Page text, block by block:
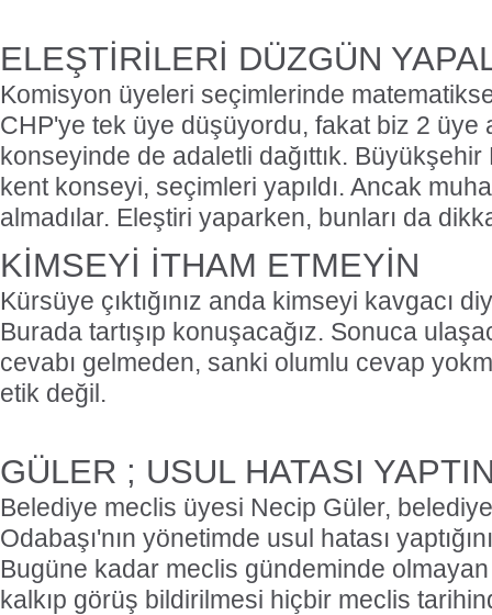
ELEŞTİRİLERİ DÜZGÜN
Komisyon üyeleri seçimlerinde
CHP'ye tek üye düşüyordu, fakat biz 2 üye
konseyinde de adaletli dağıttık.
kent konseyi, seçimleri yapıldı. Ancak
almadılar. Eleştiri yaparken, bunları da
KİMSEYİ İTHAM ETMEYİN
Kürsüye çıktığınız anda kimseyi kavgacı
Burada tartışıp konuşacağız. Sonuca
cevabı gelmeden, sanki olumlu cevap
etik değil.
GÜLER ; USUL HATASI
Belediye meclis üyesi Necip Güler,
Odabaşı'nın yönetimde usul hatası
Bugüne kadar meclis gündeminde
kalkıp görüş bildirilmesi hiçbir meclis